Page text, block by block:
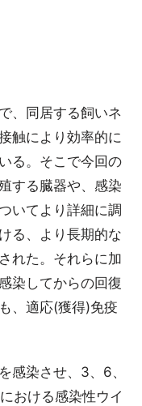
、同居する飼いネ
触により効率的に
る。そこで今回の
する臓器や、感染
いてより詳細に調
る、より長期的な
れた。それらに加
染してからの回復
、適応(獲得)免疫
感染させ、3、6、
おける感染性ウイ